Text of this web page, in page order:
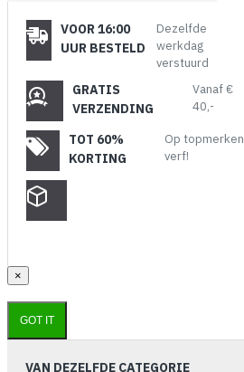
VOOR 16:00
UUR BESTELD
Dezelfde
werkdag
verstuurd
GRATIS
VERZENDING
Vanaf €
40,-
TOT 60%
KORTING
Op topmerken
verf!
×
GOT IT
VAN DEZELFDE CATEGORIE